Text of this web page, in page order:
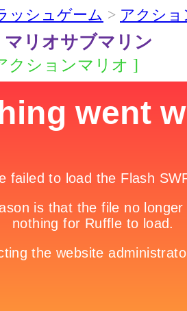
ッシュゲーム > アクショ
リオサブマリン
クションマリオ ]